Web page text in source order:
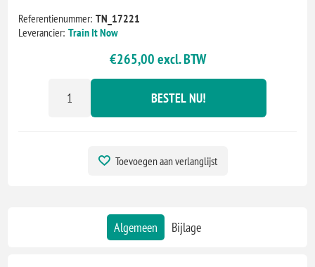
Referentienummer: TN_17221
Leverancier: Train It Now
€265,00 excl. BTW
BESTEL NU!
Toevoegen aan verlanglijst
Algemeen Bijlage